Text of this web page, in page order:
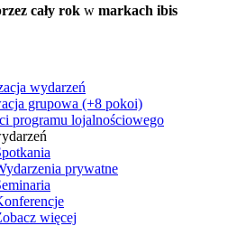
cały rok w markach ibis
wydarzeń
grupowa (+8 pokoi)
programu lojalnościowego
prywatne
więcej